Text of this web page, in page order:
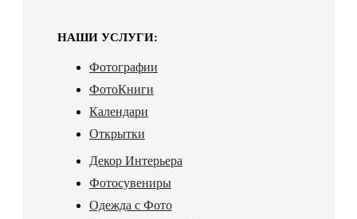
НАШИ УСЛУГИ:
Фотографии
ФотоКниги
Календари
Открытки
Декор Интерьера
Фотосувениры
Одежда с Фото